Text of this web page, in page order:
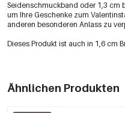
Seidenschmuckband oder 1,3 cm
um Ihre Geschenke zum
anderen besonderen Anlass zu
Dieses Produkt ist auch in 1,6 cm
Ähnlichen Produkten